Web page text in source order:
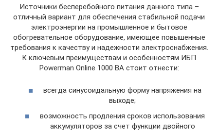
Источники бесперебойного питания данного типа –
отличный вариант для обеспечения стабильной подачи
электроэнергии на промышленное и бытовое
обогревательное оборудование, имеющее повышенные
требования к качеству и надежности электроснабжения.
К ключевым преимуществам и особенностям ИБП
Powerman Online 1000 BA стоит отнести:
всегда синусоидальную форму напряжения на
выходе;
возможность продления сроков использования
аккумуляторов за счет функции двойного